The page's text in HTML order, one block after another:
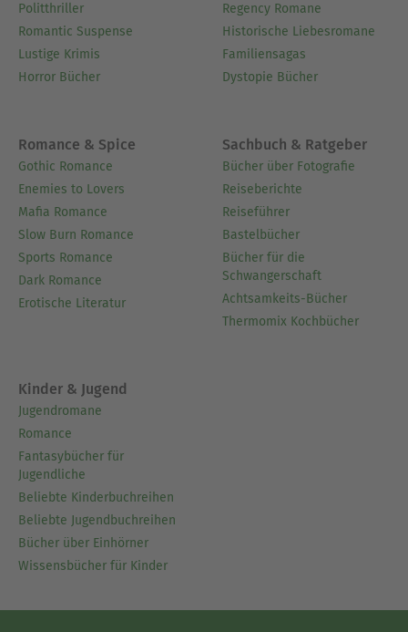
Politthriller
Romantic Suspense
Lustige Krimis
Horror Bücher
Regency Romane
Historische Liebesromane
Familiensagas
Dystopie Bücher
Romance & Spice
Gothic Romance
Enemies to Lovers
Mafia Romance
Slow Burn Romance
Sports Romance
Dark Romance
Erotische Literatur
Sachbuch & Ratgeber
Bücher über Fotografie
Reiseberichte
Reiseführer
Bastelbücher
Bücher für die
Schwangerschaft
Achtsamkeits-Bücher
Thermomix Kochbücher
Kinder & Jugend
Jugendromane
Romance
Fantasybücher für
Jugendliche
Beliebte Kinderbuchreihen
Beliebte Jugendbuchreihen
Bücher über Einhörner
Wissensbücher für Kinder